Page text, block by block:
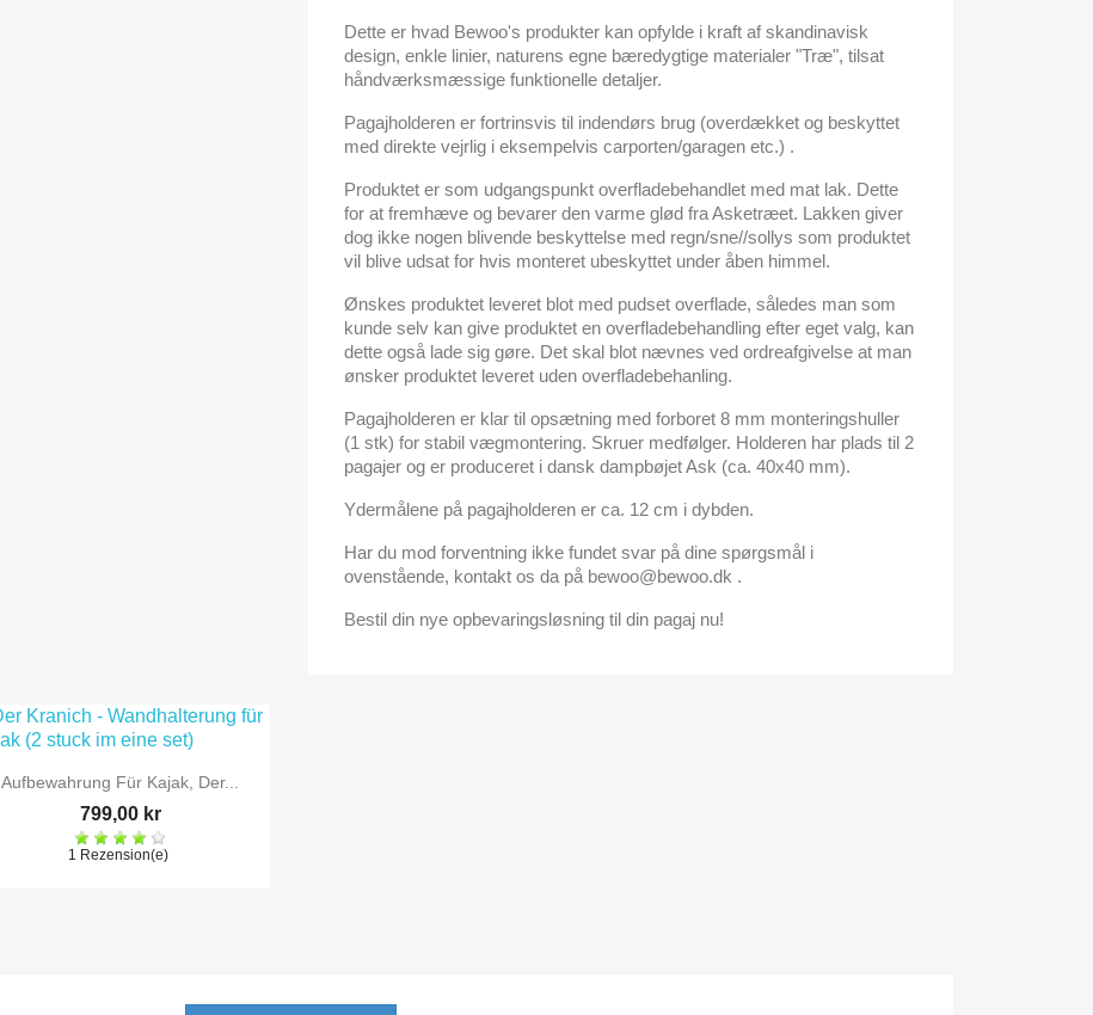
Dette er hvad Bewoo's produkter kan opfylde i kraft af skandinavisk
design, enkle linier, naturens egne bæredygtige materialer "Træ", tilsat
håndværksmæssige funktionelle detaljer.
Pagajholderen er fortrinsvis til indendørs brug (overdækket og beskyttet
med direkte vejrlig i eksempelvis carporten/garagen etc.) .
Produktet er som udgangspunkt overfladebehandlet med mat lak. Dette
for at fremhæve og bevarer den varme glød fra Asketræet. Lakken giver
dog ikke nogen blivende beskyttelse med regn/sne//sollys som produktet
vil blive udsat for hvis monteret ubeskyttet under åben himmel.
Ønskes produktet leveret blot med pudset overflade, således man som
kunde selv kan give produktet en overfladebehandling efter eget valg, kan
dette også lade sig gøre. Det skal blot nævnes ved ordreafgivelse at man
ønsker produktet leveret uden overfladebehanling.
Pagajholderen er klar til opsætning med forboret 8 mm monteringshuller
(1 stk) for stabil vægmontering. Skruer medfølger. Holderen har plads til 2
pagajer og er produceret i dansk dampbøjet Ask (ca. 40x40 mm).
Ydermålene på pagajholderen er ca. 12 cm i dybden.
Har du mod forventning ikke fundet svar på dine spørgsmål i
ovenstående, kontakt os da på bewoo@bewoo.dk .
Bestil din nye opbevaringsløsning til din pagaj nu!
 Vorschau
Aufbewahrung Für Kajak, Der...
799,00 kr
1 Rezension(e)